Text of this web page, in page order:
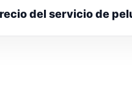
del servicio de